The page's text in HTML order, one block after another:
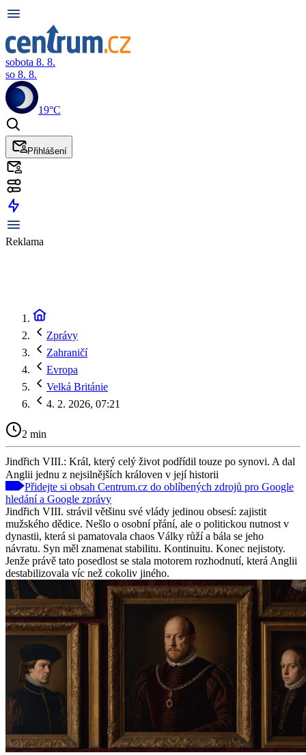
sobota 8. 8.
so 8. 8.
19°C
Přihlášení
Reklama
Zprávy
Zahraničí
Evropa
Velká Británie
4. 2. 2026, 07:21
2 min
Jindřich VIII.: Král, který celý život podřídil touze po synovi. A dal
Anglii jednu z nejsilnějších královen v její historii
Přidejte si obsah Centrum.cz do oblíbených zdrojů pro Google
hledání a Google zprávy
Jindřich VIII. strávil většinu své vlády jedinou obsesí: zajistit
mužského dědice. Nešlo o osobní přání, ale o politickou nutnost v
dynastii, která si pamatovala chaos Války růží a bála se jeho
návratu. Syn měl znamenat stabilitu. Kontinuitu. Konec nejistoty.
Jenže právě tato posedlost se stala motorem rozhodnutí, která Anglii
destabilizovala víc než cokoliv jiného.